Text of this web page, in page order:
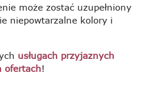
może zostać uzupełniony
niepowtarzalne kolory i
usługach przyjaznych
ofertach!